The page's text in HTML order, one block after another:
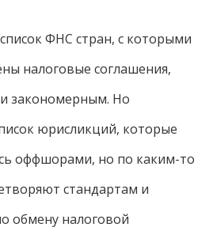
ФНС стран, с которыми
налоговые соглашения,
закономерным. Но
юрисликций, которые
оффшорами, но по каким-то
стандартам и
обмену налоговой